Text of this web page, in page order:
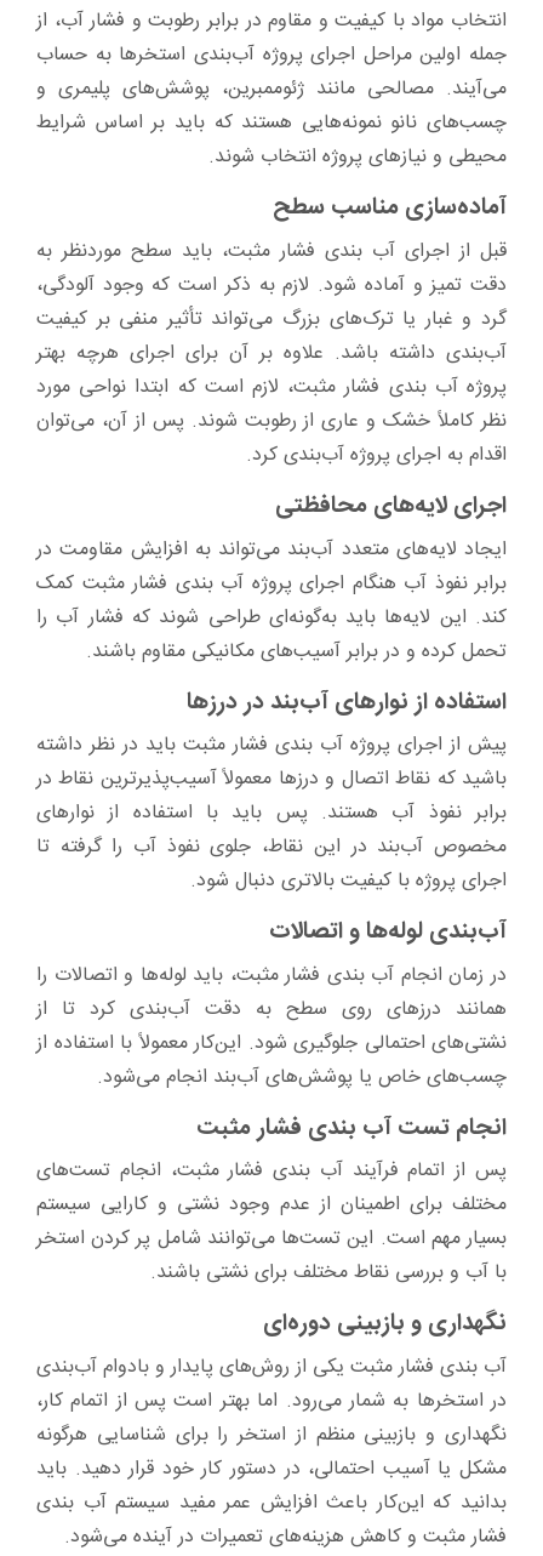
انتخاب مواد با کیفیت و مقاوم در برابر رطوبت و فشار آب، از
جمله اولین مراحل اجرای پروژه آب‌بندی استخرها به حساب
می‌آیند. مصالحی مانند ژئوممبرین، پوشش‌های پلیمری و
چسب‌های نانو نمونه‌هایی هستند که باید بر اساس شرایط
محیطی و نیازهای پروژه انتخاب شوند.
آماده‌سازی مناسب سطح
قبل از اجرای آب ‌بندی فشار مثبت، باید سطح موردنظر به
دقت تمیز و آماده شود. لازم به ذکر است که وجود آلودگی،
گرد و غبار یا ترک‌های بزرگ می‌تواند تأثیر منفی بر کیفیت
آب‌بندی داشته باشد. علاوه بر آن برای اجرای هرچه بهتر
پروژه آب ‌بندی فشار مثبت، لازم است که ابتدا نواحی مورد
نظر کاملاً خشک و عاری از رطوبت شوند. پس از آن، می‌توان
اقدام به اجرای پروژه آب‌بندی کرد.
اجرای لایه‌های محافظتی
ایجاد لایه‌های متعدد آب‌بند می‌تواند به افزایش مقاومت در
برابر نفوذ آب هنگام اجرای پروژه آب ‌بندی فشار مثبت کمک
کند. این لایه‌ها باید به‌گونه‌ای طراحی شوند که فشار آب را
تحمل کرده و در برابر آسیب‌های مکانیکی مقاوم باشند.
استفاده از نوارهای آب‌بند در درزها
پیش از اجرای پروژه آب ‌بندی فشار مثبت باید در نظر داشته
باشید که نقاط اتصال و درزها معمولاً آسیب‌پذیرترین نقاط در
برابر نفوذ آب هستند. پس باید با استفاده از نوارهای
مخصوص آب‌بند در این نقاط، جلوی نفوذ آب را گرفته تا
اجرای پروژه با کیفیت بالاتری دنبال شود.
آب‌بندی لوله‌ها و اتصالات
در زمان انجام آب ‌بندی فشار مثبت، باید لوله‌ها و اتصالات را
همانند درزهای روی سطح به دقت آب‌بندی کرد تا از
نشتی‌های احتمالی جلوگیری شود. این‌کار معمولاً با استفاده از
چسب‌های خاص یا پوشش‌های آب‌بند انجام می‌شود.
انجام تست آب ‌بندی فشار مثبت
پس از اتمام فرآیند آب ‌بندی فشار مثبت، انجام تست‌های
مختلف برای اطمینان از عدم وجود نشتی و کارایی سیستم
بسیار مهم است. این تست‌ها می‌توانند شامل پر کردن استخر
با آب و بررسی نقاط مختلف برای نشتی باشند.
نگهداری و بازبینی دوره‌ای
آب ‌بندی فشار مثبت یکی از روش‌های پایدار و بادوام آب‌بندی
در استخرها به شمار می‌رود. اما بهتر است پس از اتمام کار،
نگهداری و بازبینی منظم از استخر را برای شناسایی هرگونه
مشکل یا آسیب احتمالی، در دستور کار خود قرار دهید. باید
بدانید که این‌کار باعث افزایش عمر مفید سیستم آب ‌بندی
فشار مثبت و کاهش هزینه‌های تعمیرات در آینده می‌شود.